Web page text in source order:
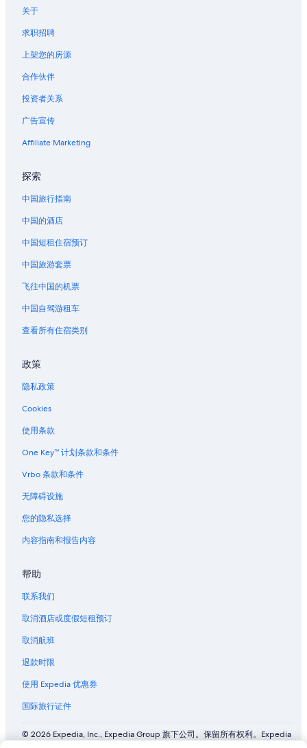
葛兰皮衣的酒店
佩西科斯东的酒店
圣维讷的公寓
马恩河畔沙蒂隆的酒店
巴尔鲁瓦地区利尼的酒店
西耶里的酒店
关于
求职招聘
上架您的房源
合作伙伴
投资者关系
广告宣传
Affiliate Marketing
探索
中国旅行指南
中国的酒店
中国短租住宿预订
中国旅游套票
飞往中国的机票
中国自驾游租车
查看所有住宿类别
政策
隐私政策
Cookies
使用条款
One Key™ 计划条款和条件
Vrbo 条款和条件
无障碍设施
您的隐私选择
内容指南和报告内容
帮助
联系我们
取消酒店或度假短租预订
取消航班
退款时限
使用 Expedia 优惠券
国际旅行证件
© 2026 Expedia, Inc., Expedia Group 旗下公司。保留所有权利。Expedia